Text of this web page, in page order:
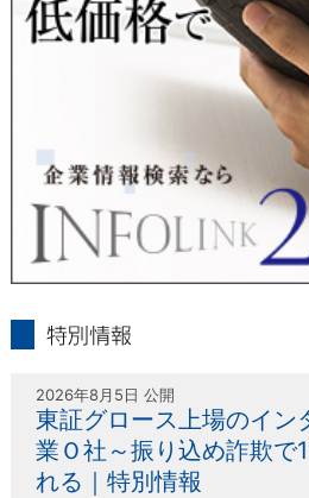
申請の場合のみ必要となります）を当社宛
＜個人情報保護に関するお問合せ・相
〒802-0004 北九州市小倉北区鍛冶町2丁
フリーダイヤル 0120-55-9986
受付時間 平日9：00～17：00
2026年8月5日 公開
東証グロース上場のイン
業Ｏ社～振り込め詐欺で
れる｜特別情報